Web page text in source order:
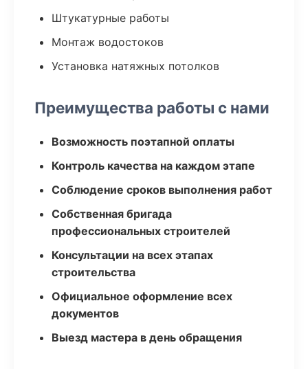
Штукатурные работы
Монтаж водостоков
Установка натяжных потолков
Преимущества работы с нами
Возможность поэтапной оплаты
Контроль качества на каждом этапе
Соблюдение сроков выполнения работ
Собственная бригада
профессиональных строителей
Консультации на всех этапах
строительства
Официальное оформление всех
документов
Выезд мастера в день обращения